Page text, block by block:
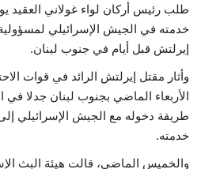
طلب رئيس أركان لواء غولاني العقيد
خدمته في الجيش الإسرائيلي
إيرلتش قبل أيام في جنوب لبنان.
وأثار مقتل إيرلتش الرائد في قوات
الأربعاء الماضي بجنوب لبنان جدلا في
طريقة دخوله مع الجيش الإسرائيلي
خدمته.
والخميس الماضي، قالت هيئة البث